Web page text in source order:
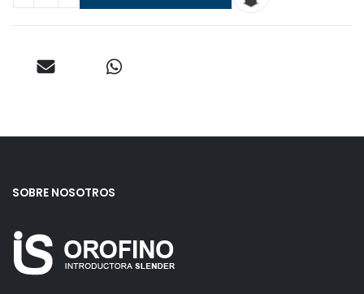
SOBRE NOSOTROS